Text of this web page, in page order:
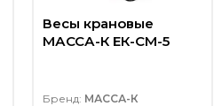
Весы крановые
МАССА-К ЕК-СМ-5
Бренд: МАССА-К